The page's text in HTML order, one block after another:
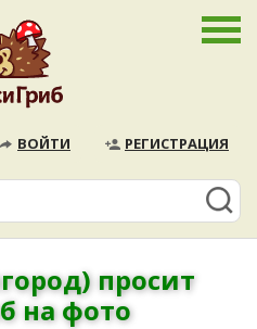
ВОЙТИ РЕГИСТРАЦИЯ
просит
на фото